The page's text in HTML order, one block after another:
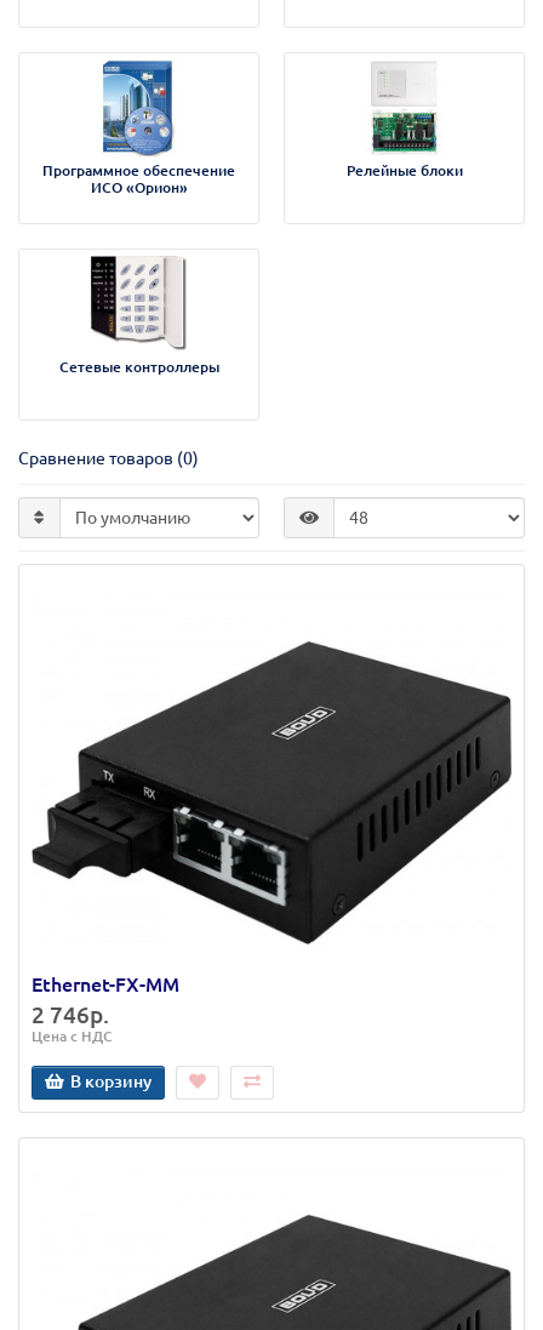
Программное обеспечение
ИСО «Орион»
Релейные блоки
Сетевые контроллеры
Сравнение товаров (0)
Ethernet-FX-MM
2 746р.
Цена с НДС
В корзину